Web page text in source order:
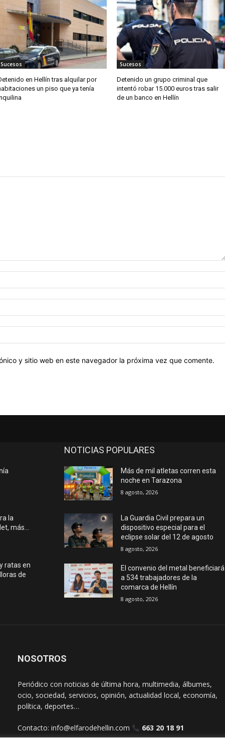
Sucesos
en Hellín tras alquilar por
un piso que ya tenía
Sucesos
Detenido un grupo criminal que
intentó robar 15.000 euros tras salir
de un banco en Hellín
y sitio web en este navegador la próxima vez que comente.
la
más…
ratas en
de
NOTICIAS POPULARES
Más de mil atletas corren esta
noche en Tarazona
8 agosto, 2026
La Guardia Civil prepara un
dispositivo especial para el
eclipse solar del 12 de agosto
8 agosto, 2026
El convenio del metal beneficiará
a 534 trabajadores de la
comarca de Hellín
8 agosto, 2026
NOSOTROS
Periódico con noticias de última hora, multimedia, álbumes,
ocio, sociedad, servicios, opinión, actualidad local, economía,
política, deportes…
Contacto: info@elfarodehellin.com 663 20 18 91